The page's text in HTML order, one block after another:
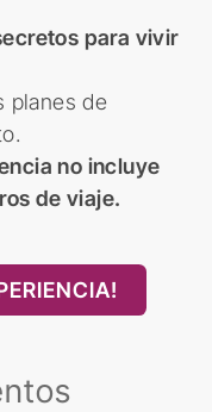
para vivir
planes de
no incluye
de viaje.